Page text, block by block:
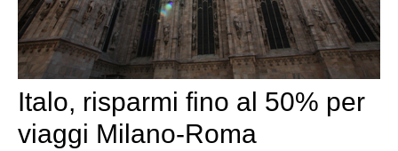
Italo, risparmi fino al 50% per
viaggi Milano-Roma